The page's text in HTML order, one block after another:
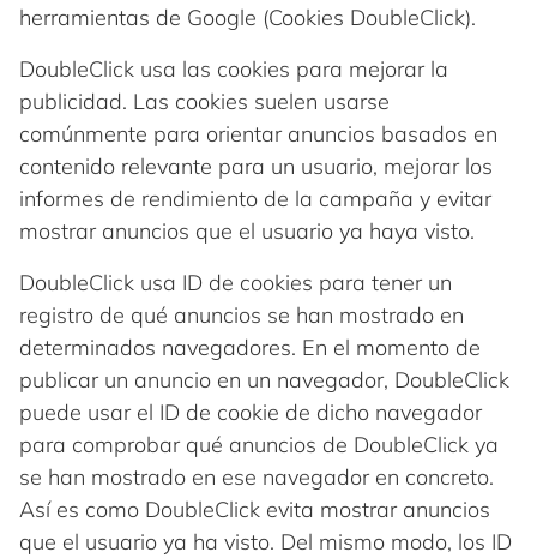
herramientas de Google (Cookies DoubleClick).
DoubleClick usa las cookies para mejorar la
publicidad. Las cookies suelen usarse
comúnmente para orientar anuncios basados en
contenido relevante para un usuario, mejorar los
informes de rendimiento de la campaña y evitar
mostrar anuncios que el usuario ya haya visto.
DoubleClick usa ID de cookies para tener un
registro de qué anuncios se han mostrado en
determinados navegadores. En el momento de
publicar un anuncio en un navegador, DoubleClick
puede usar el ID de cookie de dicho navegador
para comprobar qué anuncios de DoubleClick ya
se han mostrado en ese navegador en concreto.
Así es como DoubleClick evita mostrar anuncios
que el usuario ya ha visto. Del mismo modo, los ID